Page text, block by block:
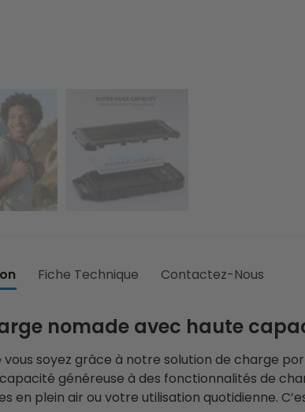
Fiche Technique Contactez-Nous
nomade avec haute
soyez grâce à notre solution de charge
généreuse à des fonctionnalités de
plein air ou votre utilisation quotidienne.